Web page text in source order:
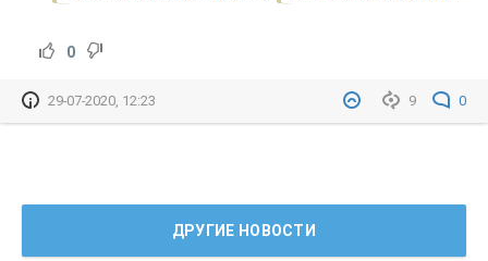
0
9 0
29-07-2020, 12:23
ДРУГИЕ НОВОСТИ